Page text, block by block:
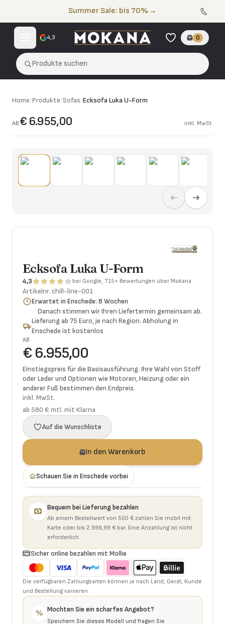
Summer Sale: bis 70% →
4,3 0
Produkte suchen
Home/Produkte/Sofas/Ecksofa Luka U-Form
AB € 6.955,00 inkl. MwSt.
Ecksofa Luka U-Form
4,3 bei Google, 715+ Bewertungen über Mokana
Artikelnr. chill-line-001
Erwartet in Enschede: 8 Wochen
Danach stimmen wir Ihren Liefertermin gemeinsam ab.
Lieferung ab 75 Euro, je nach Region. Abholung in
Enschede ist kostenlos
AB
€ 6.955,00
Einstiegspreis für die Basisausführung. Ihre Wahl von Stoff
oder Leder und Optionen wie Motoren, Heizung oder ein
anderer Fuß bestimmen den Endpreis.
inkl. MwSt.
ab 580 € mtl. mit Klarna
Auf die Wunschliste
In den Warenkorb
Schauen Sie in Enschede vorbei
Bequem bei Lieferung bezahlen
Ab einem Bestellwert von 500 € zahlen Sie mobil mit
Karte oder bis 2.999,99 € bar. Eine Anzahlung ist nicht
erforderlich.
Sicher online bezahlen mit Mollie
Die verfügbaren Zahlungsarten können je nach Land, Gerät, Kunde
und Bestellung variieren.
% Mochten Sie ein scharfes Angebot?
Speichern Sie dieses Modell und fragen Sie